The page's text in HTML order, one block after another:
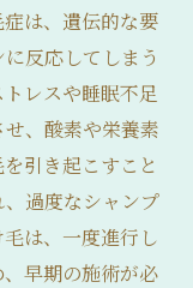
は、遺伝的な要
反応してしまう
レスや睡眠不足
、酸素や栄養素
引き起こすこと
過度なシャンプ
は、一度進行し
早期の施術が必